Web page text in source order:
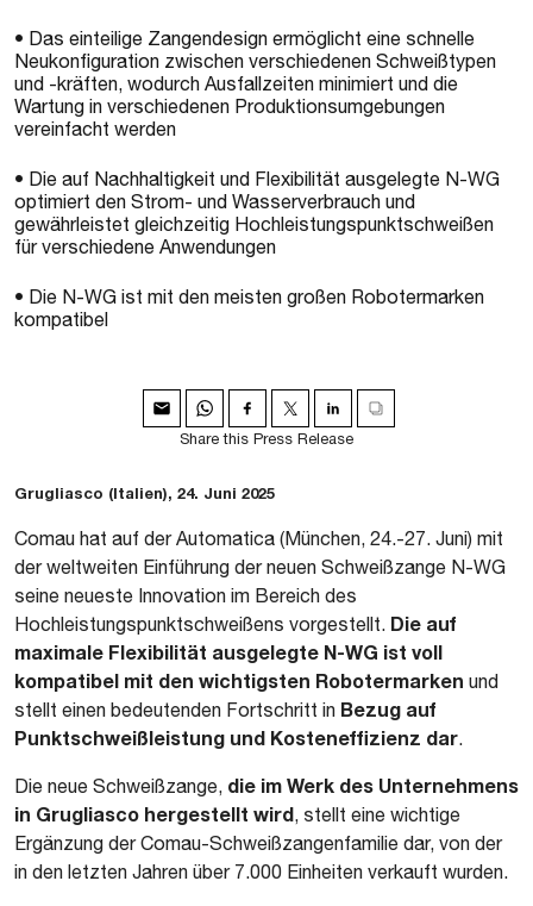
• Das einteilige Zangendesign ermöglicht eine schnelle
Neukonfiguration zwischen verschiedenen Schweißtypen
und -kräften, wodurch Ausfallzeiten minimiert und die
Wartung in verschiedenen Produktionsumgebungen
vereinfacht werden
• Die auf Nachhaltigkeit und Flexibilität ausgelegte N-WG
optimiert den Strom- und Wasserverbrauch und
gewährleistet gleichzeitig Hochleistungspunktschweißen
für verschiedene Anwendungen
• Die N-WG ist mit den meisten großen Robotermarken
kompatibel
Share this Press Release
Grugliasco (Italien), 24. Juni 2025
Comau hat auf der Automatica (München, 24.-27. Juni) mit
der weltweiten Einführung der neuen Schweißzange N-WG
seine neueste Innovation im Bereich des
Hochleistungspunktschweißens vorgestellt. Die auf
maximale Flexibilität ausgelegte N-WG ist voll
kompatibel mit den wichtigsten Robotermarken und
stellt einen bedeutenden Fortschritt in Bezug auf
Punktschweißleistung und Kosteneffizienz dar.
Die neue Schweißzange, die im Werk des Unternehmens
in Grugliasco hergestellt wird, stellt eine wichtige
Ergänzung der Comau-Schweißzangenfamilie dar, von der
in den letzten Jahren über 7.000 Einheiten verkauft wurden.